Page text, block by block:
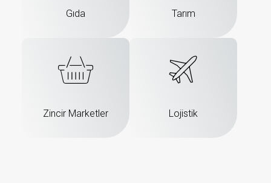
Gıda Tarım
Zincir Marketler Lojistik